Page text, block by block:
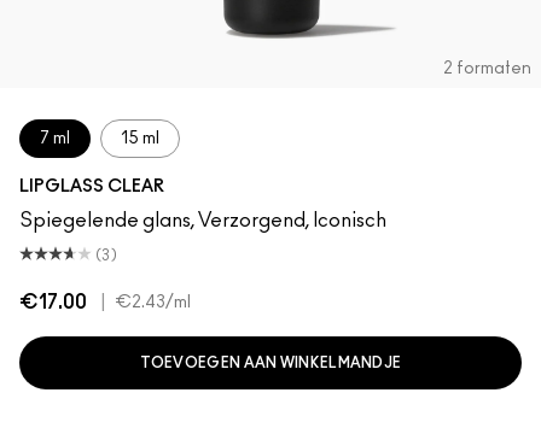
2 formaten
7 ml 15 ml
LIPGLASS CLEAR
Spiegelende glans, Verzorgend, Iconisch
(3)
€17.00 €2.43/ml
TOEVOEGEN AAN WINKELMANDJE